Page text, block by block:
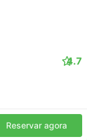
4.7
Reservar agora